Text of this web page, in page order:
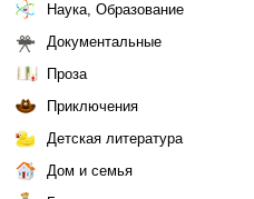
Наука, Образование
Документальные
Проза
Приключения
Детская литература
Дом и семья